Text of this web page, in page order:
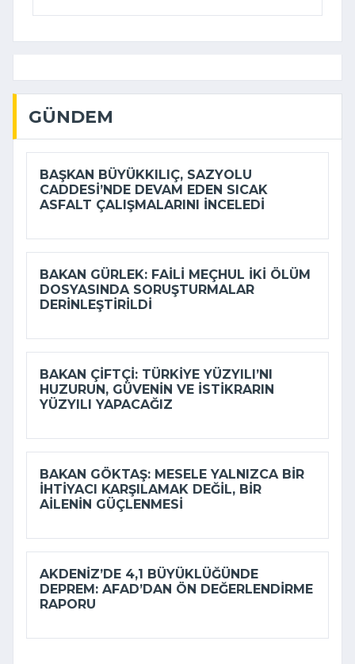
GÜNDEM
BAŞKAN BÜYÜKKILIÇ, SAZYOLU
CADDESI’NDE DEVAM EDEN SICAK
ASFALT ÇALIŞMALARINI INCELEDI
BAKAN GÜRLEK: FAILI MEÇHUL IKI ÖLÜM
DOSYASINDA SORUŞTURMALAR
DERINLEŞTIRILDI
BAKAN ÇIFTÇI: TÜRKIYE YÜZYILI’NI
HUZURUN, GÜVENIN VE ISTIKRARIN
YÜZYILI YAPACAĞIZ
BAKAN GÖKTAŞ: MESELE YALNIZCA BIR
IHTIYACI KARŞILAMAK DEĞIL, BIR
AILENIN GÜÇLENMESI
AKDENIZ’DE 4,1 BÜYÜKLÜĞÜNDE
DEPREM: AFAD’DAN ÖN DEĞERLENDIRME
RAPORU